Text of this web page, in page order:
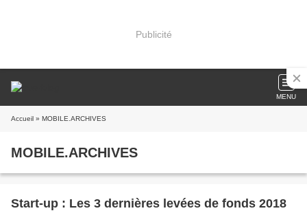
Publicité
MENU
Accueil » MOBILE.ARCHIVES
MOBILE.ARCHIVES
Start-up : Les 3 dernières levées de fonds 2018